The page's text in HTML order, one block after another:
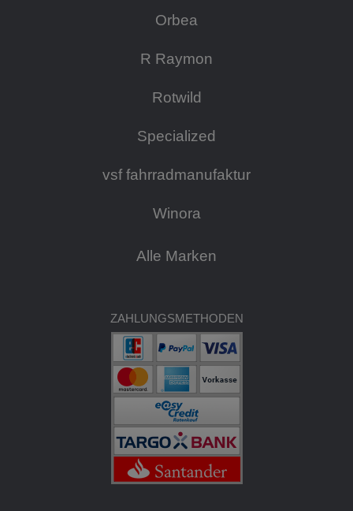
Orbea
R Raymon
Rotwild
Specialized
vsf fahrradmanufaktur
Winora
Alle Marken
ZAHLUNGSMETHODEN